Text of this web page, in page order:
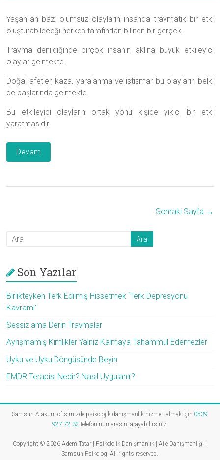
Yaşanılan bazı olumsuz olayların insanda travmatik bir etki
oluşturabileceği herkes tarafından bilinen bir gerçek.
Travma denildiğinde birçok insanın aklına büyük etkileyici
olaylar gelmekte.
Doğal afetler, kaza, yaralanma ve istismar bu olayların belki
de başlarında gelmekte.
Bu etkileyici olayların ortak yönü kişide yıkıcı bir etki
yaratmasıdır.
Devam
Sonraki Sayfa →
Son Yazılar
Birlikteyken Terk Edilmiş Hissetmek ‘Terk Depresyonu
Kavramı’
Sessiz ama Derin Travmalar
Ayrışmamış Kimlikler Yalnız Kalmaya Tahammül Edemezler
Uyku ve Uyku Döngüsünde Beyin
EMDR Terapisi Nedir? Nasıl Uygulanır?
Samsun Atakum ofisimizde psikolojik danışmanlık hizmeti almak için 0539
927 72 32 telefon numarasını arayabilirsiniz.
Copyright © 2026Adem Tatar | Psikolojik Danışmanlık | Aile Danışmanlığı |
Samsun Psikolog . All rights reserved.